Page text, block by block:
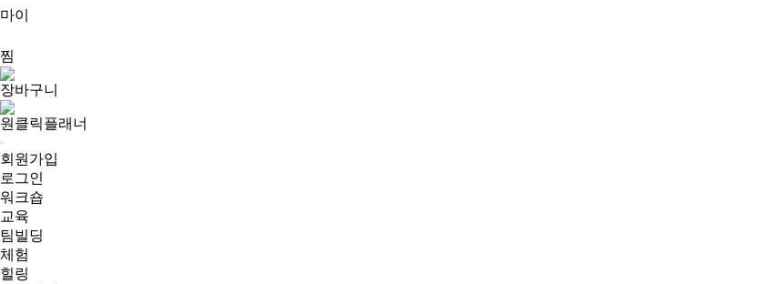
마이
찜
장바구니
원클릭플래너
회원가입
로그인
워크숍
교육
팀빌딩
체험
힐링